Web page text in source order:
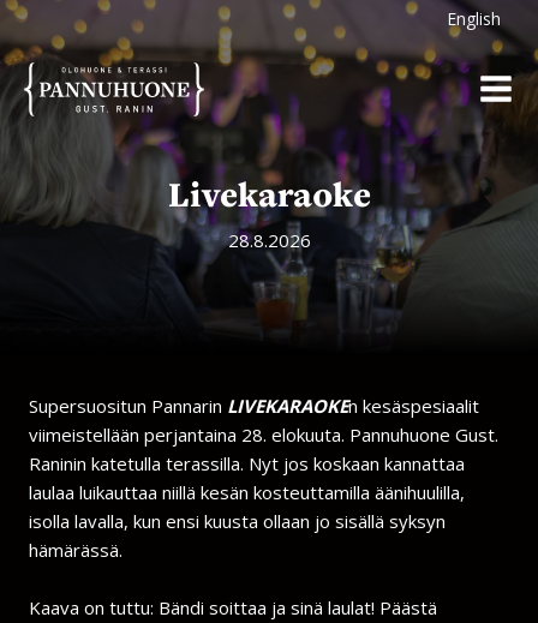
Siirry
sisältöön
English
Livekaraoke
28.8.2026
Supersuositun Pannarin LIVEKARAOKEn kesäspesiaalit
viimeistellään perjantaina 28. elokuuta. Pannuhuone Gust.
Raninin katetulla terassilla. Nyt jos koskaan kannattaa
laulaa luikauttaa niillä kesän kosteuttamilla äänihuulilla,
isolla lavalla, kun ensi kuusta ollaan jo sisällä syksyn
hämärässä.
Kaava on tuttu: Bändi soittaa ja sinä laulat! Päästä